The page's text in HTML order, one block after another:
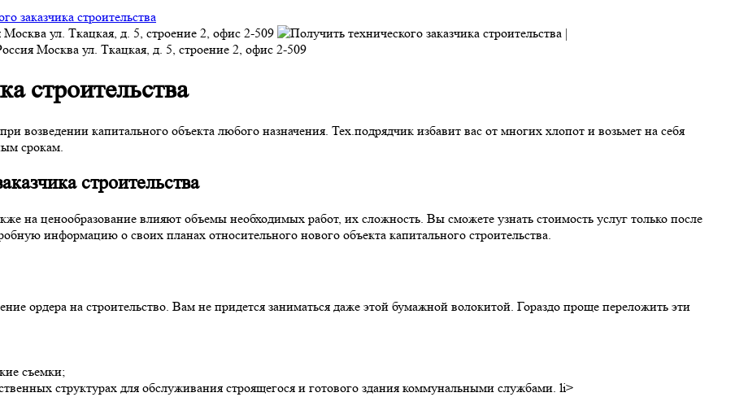
заказчика строительства
Москва ул. Ткацкая, д. 5, строение 2, офис 2-509
Москва ул. Ткацкая, д. 5, строение 2, офис 2-509
строительства
возведении капитального объекта любого назначения. Тех.подрядчик избавит вас от многих хлопот и возьмет на себя
срокам.
строительства
на ценообразование влияют объемы необходимых работ, их сложность. Вы сможете узнать стоимость услуг только после
информацию о своих планах относительного нового объекта капитального строительства.
ордера на строительство. Вам не придется заниматься даже этой бумажной волокитой. Гораздо проще переложить эти
съемки;
структурах для обслуживания строящегося и готового здания коммунальными службами. li>